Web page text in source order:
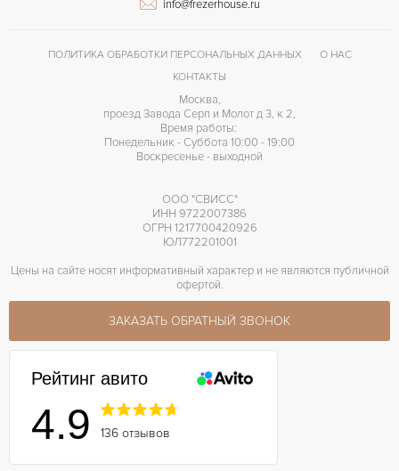
info@frezerhouse.ru
ПОЛИТИКА ОБРАБОТКИ ПЕРСОНАЛЬНЫХ ДАННЫХ
О НАС
КОНТАКТЫ
Москва,
проезд Завода Серп и Молот д 3, к 2,
Время работы:
Понедельник - Суббота 10:00 - 19:00
Воскресенье - выходной
ООО "СВИСС"
ИНН 9722007386
ОГРН 1217700420926
ЮЛ772201001
Цены на сайте носят информативный характер и не являются публичной
офертой.
ЗАКАЗАТЬ ОБРАТНЫЙ ЗВОНОК
Рейтинг авито
4.9 136 отзывов